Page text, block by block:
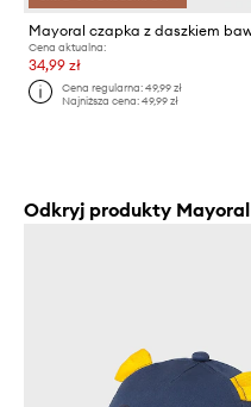
Cena aktualna:
34,99 zł
Cena regularna:49,99 zł
Najniższa cena:49,99 zł
Odkryj produkty Mayoral